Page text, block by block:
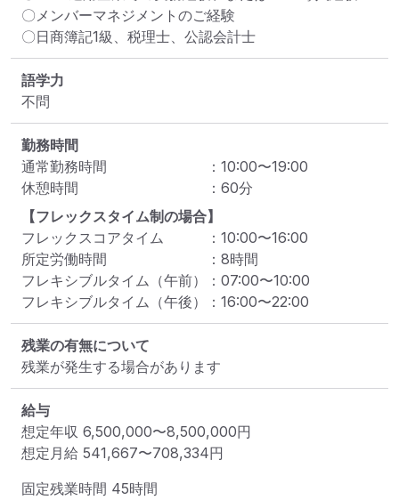
〇メンバーマネジメントのご経験
〇日商簿記1級、税理士、公認会計士
語学力
不問
勤務時間
通常勤務時間
： 10:00〜19:00
休憩時間
： 60分
【フレックスタイム制の場合】
フレックスコアタイム
： 10:00〜16:00
所定労働時間
： 8時間
フレキシブルタイム（午前）
： 07:00〜10:00
フレキシブルタイム（午後）
： 16:00〜22:00
残業の有無について
残業が発生する場合があります
給与
想定年収 6,500,000〜8,500,000円
想定月給 541,667〜708,334円
固定残業時間 45時間